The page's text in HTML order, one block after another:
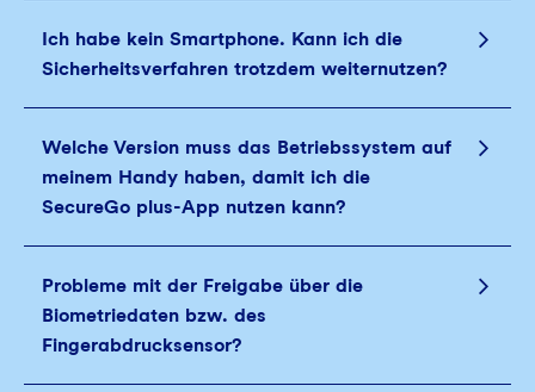
Ich habe kein Smartphone. Kann ich die
Sicherheitsverfahren trotzdem weiternutzen?
Welche Version muss das Betriebssystem auf
meinem Handy haben, damit ich die
SecureGo plus-App nutzen kann?
Probleme mit der Freigabe über die
Biometriedaten bzw. des
Fingerabdrucksensor?